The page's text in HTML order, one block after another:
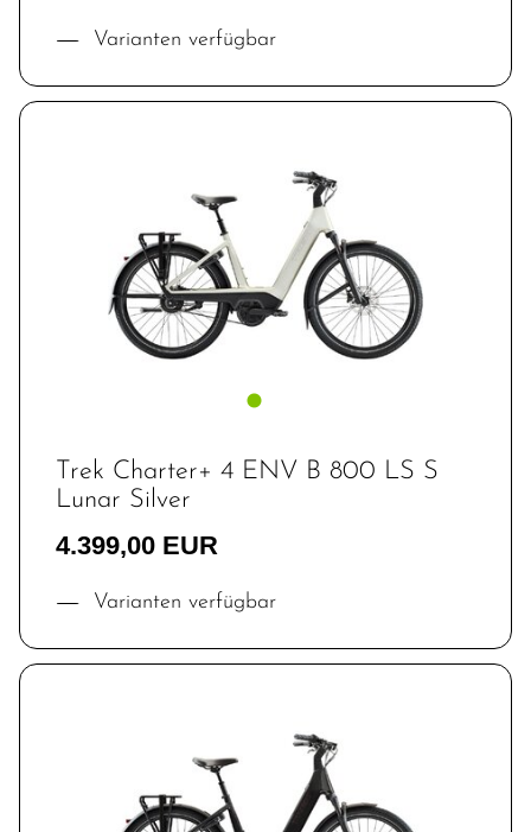
Varianten verfügbar
Trek Charter+ 4 ENV B 800 LS S
Lunar Silver
4.399,00 EUR
Varianten verfügbar